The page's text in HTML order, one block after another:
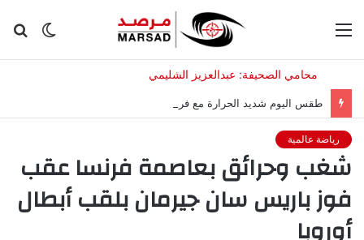
الوضع
طقس اليوم شديد الحرارة مع فرصة للغبار.. والعظمى 50 مئوية
رياضة عالمية
شغب وحرائق بعاصمة فرنسا عقب
فوز باريس سان جيرمان بلقب أبطال
أوروبا